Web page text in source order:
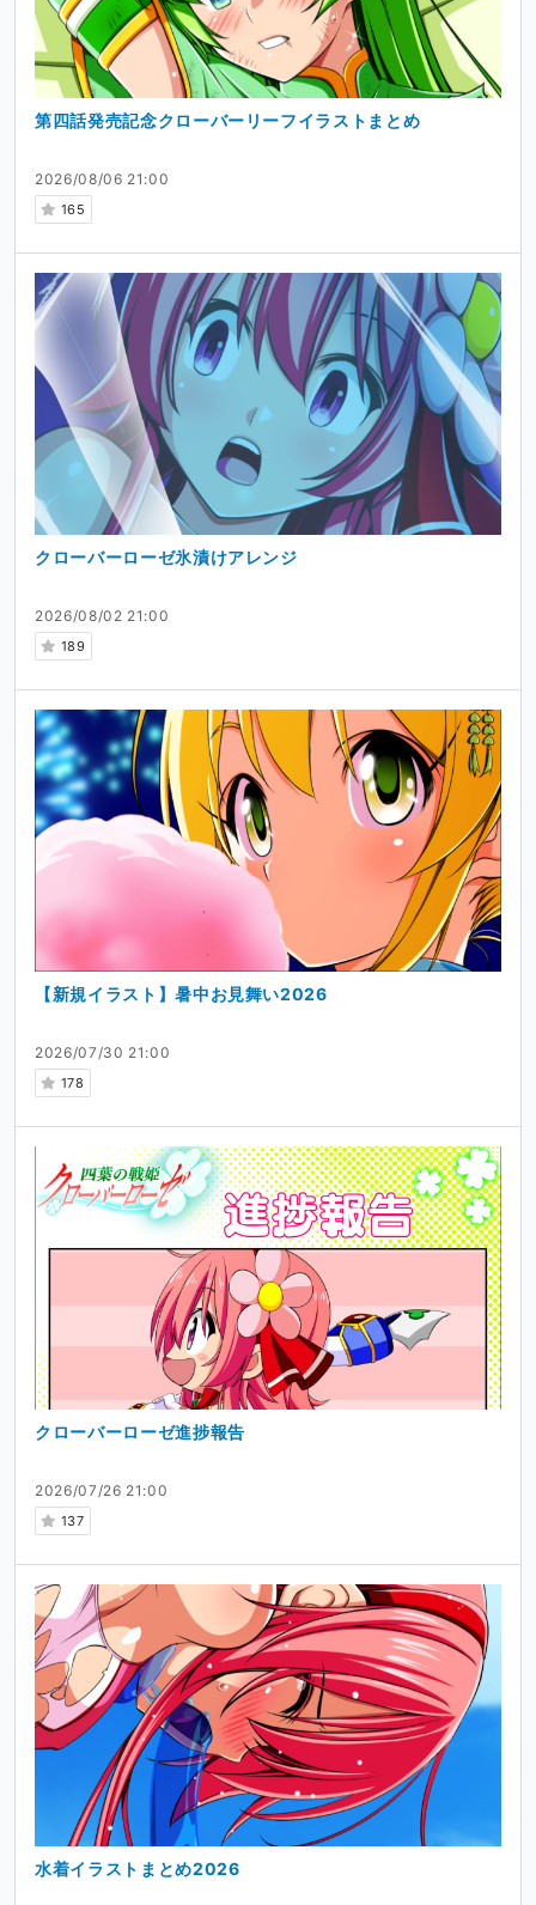
2026/08/06 21:00
165
第四話発売記念クローバーリーフイラストまとめ
2026/08/02 21:00
189
クローバーローゼ氷漬けアレンジ
2026/07/30 21:00
178
【新規イラスト】暑中お見舞い2026
2026/07/26 21:00
137
クローバーローゼ進捗報告
水着イラストまとめ2026